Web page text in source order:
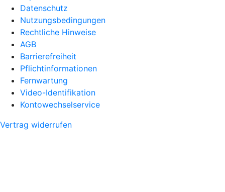
Datenschutz
Nutzungsbedingungen
Rechtliche Hinweise
AGB
Barrierefreiheit
Pflichtinformationen
Fernwartung
Video-Identifikation
Kontowechselservice
Vertrag widerrufen